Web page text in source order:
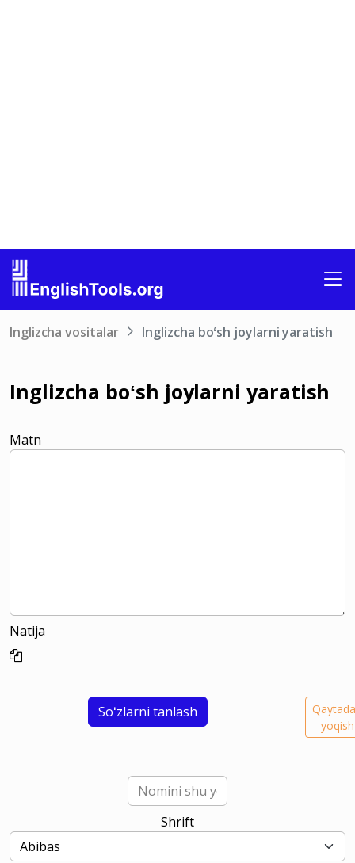
Inglizcha vositalar Inglizcha boʻsh joylarni yaratish
Inglizcha boʻsh joylarni yaratish
Matn
Natija
Soʻzlarni tanlash
yoqish
Shrift